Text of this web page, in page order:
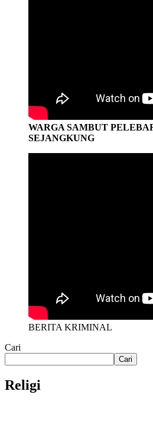
WARGA SAMBUT
SEJANGKUNG
BERITA KRIMINAL
Cari
Cari
Religi